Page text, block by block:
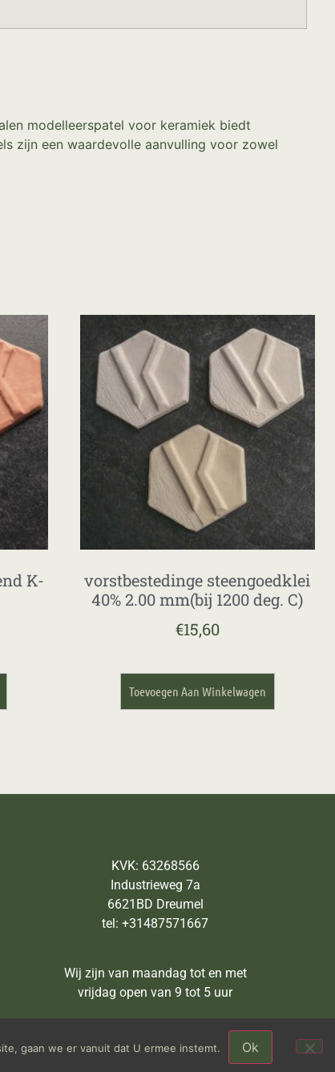
modelleerspatel voor keramiek biedt
zijn een waardevolle aanvulling voor zowel
K-
vorstbestedinge steengoedklei
40% 2.00 mm(bij 1200 deg. C)
€15,60
Toevoegen Aan Winkelwagen
KVK: 63268566
Industrieweg 7a
6621BD Dreumel
tel: +31487571667
Wij zijn van maandag tot en met
vrijdag open van 9 tot 5 uur
gaan we er vanuit dat U ermee instemt. Ok